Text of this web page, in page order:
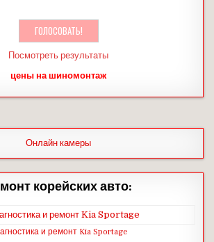
Посмотреть результаты
цены на шиномонтаж
Онлайн камеры
корейских авто:
и ремонт Kia Sportage